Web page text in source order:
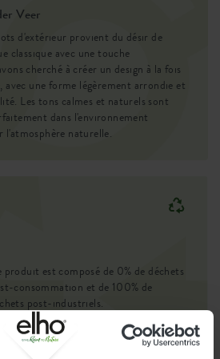
Veer
d'extérieur provient du désir de
classique avec une touche
cherché à créer un design à la fois
une forme légèrement arrondie et
Les tons calmes et naturels sont
dans l'environnement
l'atmosphère naturelle.
produit est composé de 0% de déchets
consommation et de 100% de
post-industriels.